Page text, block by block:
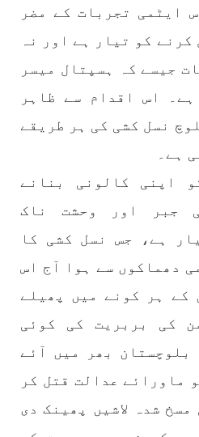
بلوچستان مضامین
ختم ہوتی ہے۔ حانی بلوچ
ان سوئے ہوئے یا مطالعہ
کی مضبوط مزاحمت نے
SHARE
ایٹمی تجربات کے مضر
کرنے کو تیار ہے اور نہ
جیسے کہ ہسپتال میسر
اس اقدام سے ظاہر
نسل کشی کی ہر طریقے
ہے۔
اپنی کالونی بنانے
جبر اور وحشت ناک
ہے، جس نسل کشی کا
ایٹمی دھماکوں سے ہوا آج اس
کے ہر کونے میں پھیلے
کی بربریت کی کوئی
بلوچستان بھر میں آئے
ماورائے عدالت قتل کر
شدہ لاشیں پھینک دی